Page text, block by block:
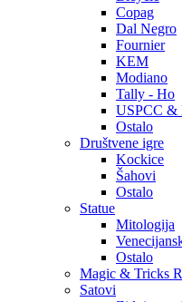
Copag
Dal Negro
Fournier
KEM
Modiano
Tally - Ho
USPCC &
Ostalo
Društvene igre
Kockice
Šahovi
Ostalo
Statue
Mitologija
Ostalo
Magic & Tricks
Satovi